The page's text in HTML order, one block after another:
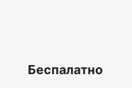
Беспалатно